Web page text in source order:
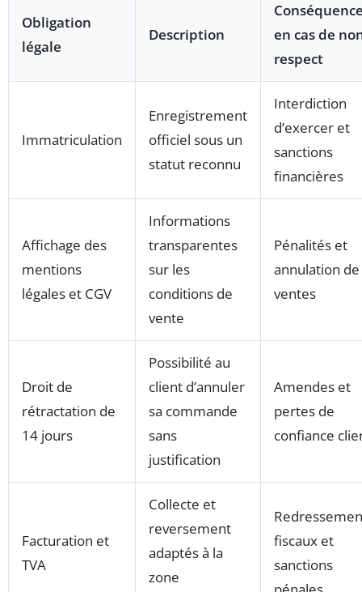
Obligation
légale
Description
en cas de
respect
Immatriculation
Enregistrement
officiel sous un
statut reconnu
Interdiction
d’exercer et
sanctions
financières
Affichage des
mentions
légales et CGV
Informations
transparentes
sur les
conditions de
vente
Pénalités et
annulation de
ventes
Droit de
rétractation de
14 jours
Possibilité au
client d’annuler
sa commande
sans
justification
Amendes et
pertes de
confiance
Facturation et
TVA
Collecte et
reversement
adaptés à la
zone
fiscaux et
sanctions